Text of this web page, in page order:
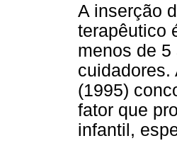
A inserção
terapêutico
menos de
cuidadores.
(1995)
fator que
infantil,